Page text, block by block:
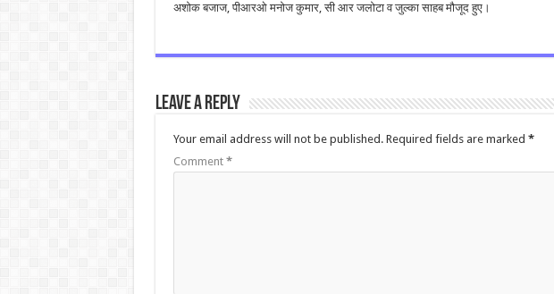
अशोक बजाज, पीआरओ मनोज कुमार, सी आर जलोटा व जुल्का साहब मौजूद हुए।
Leave a Reply
Your email address will not be published. Required fields are marked *
Comment *